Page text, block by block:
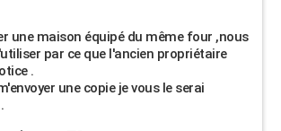
une maison équipé du même four ,nous
par ce que l'ancien propriétaire
.
une copie je vous le serai